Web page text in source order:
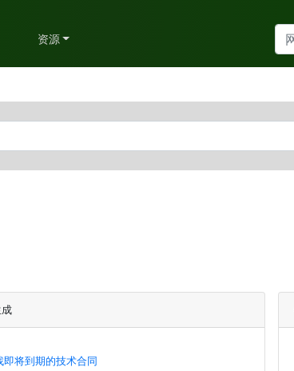
资源
即将到期的技术合同